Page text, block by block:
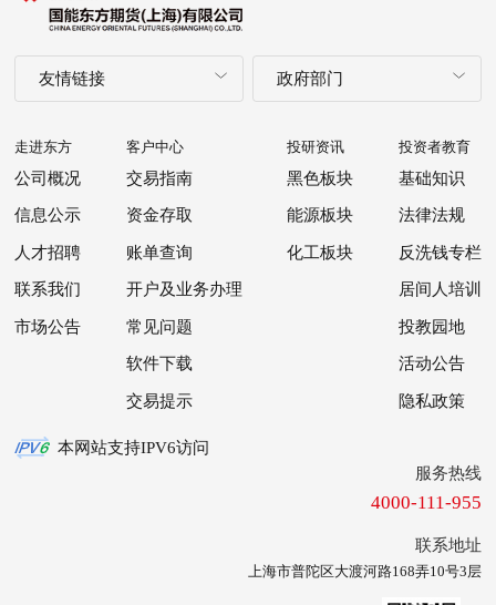
友情链接 政府部门
走进东方
公司概况
信息公示
人才招聘
联系我们
市场公告
客户中心
交易指南
资金存取
账单查询
开户及业务办理
常见问题
软件下载
交易提示
投研资讯
黑色板块
能源板块
化工板块
投资者教育
基础知识
法律法规
反洗钱专栏
居间人培训
投教园地
活动公告
隐私政策
本网站支持IPV6访问
服务热线
4000-111-955
联系地址
上海市普陀区大渡河路168弄10号3层